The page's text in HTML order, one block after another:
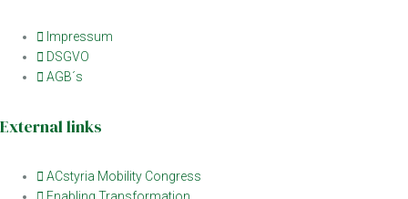
Impressum
DSGVO
AGB´s
External links
ACstyria Mobility Congress